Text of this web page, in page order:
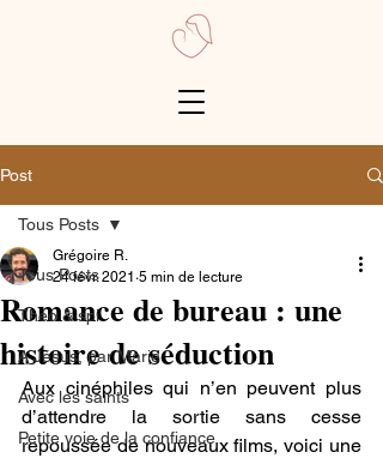
Post
Tous Posts
Théo & spi
A Jésus, par Marie
Avec les saints
Petite voie de la confiance
Tous Posts
Romance de bureau : une
histoire de séduction
Grégoire R.
24 févr. 2021 5 min de lecture
Aux cinéphiles qui n’en peuvent plus
d’attendre la sortie sans cesse
repoussée de nouveaux films, voici une